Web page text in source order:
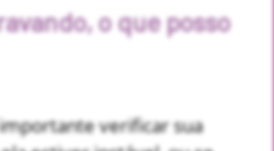
o que posso
verificar sua